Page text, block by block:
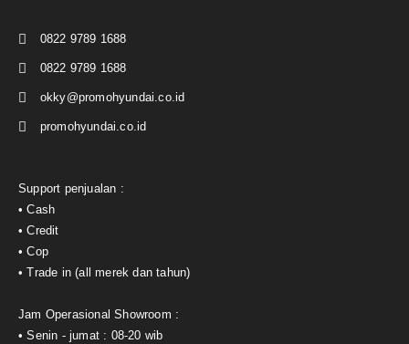
0822 9789 1688
0822 9789 1688
okky@promohyundai.co.id
promohyundai.co.id
Support penjualan :
• Cash
• Credit
• Cop
• Trade in (all merek dan tahun)
Jam Operasional Showroom :
• Senin - jumat : 08-20 wib